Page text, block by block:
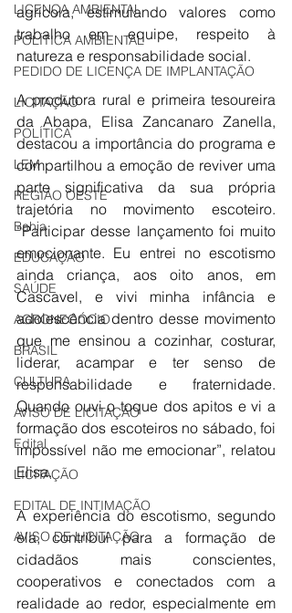
LICENÇA AMBIENTAL
POLÍTICA AMBIENTAL
PEDIDO DE LICENÇA DE IMPLANTAÇÃO
LICITAÇÃO
POLÍTICA
LEM
REGIÃO OESTE
Bahia
EDUCAÇÃO
SAÚDE
AGRONEGÓCIO
BRASIL
CULTURA
AVISO DE LICITAÇÃO
Edital
LICITAÇÃO
EDITAL DE INTIMAÇÃO
AVISO DE LICITAÇÃO
agrícola, estimulando valores como
trabalho em equipe, respeito à
natureza e responsabilidade social.
A produtora rural e primeira tesoureira
da Abapa, Elisa Zancanaro Zanella,
destacou a importância do programa e
compartilhou a emoção de reviver uma
parte significativa da sua própria
trajetória no movimento escoteiro.
“Participar desse lançamento foi muito
emocionante. Eu entrei no escotismo
ainda criança, aos oito anos, em
Cascavel, e vivi minha infância e
adolescência dentro desse movimento
que me ensinou a cozinhar, costurar,
liderar, acampar e ter senso de
responsabilidade e fraternidade.
Quando ouvi o toque dos apitos e vi a
formação dos escoteiros no sábado, foi
impossível não me emocionar”, relatou
Elisa.
A experiência do escotismo, segundo
ela, contribui para a formação de
cidadãos mais conscientes,
cooperativos e conectados com a
realidade ao redor, especialmente em